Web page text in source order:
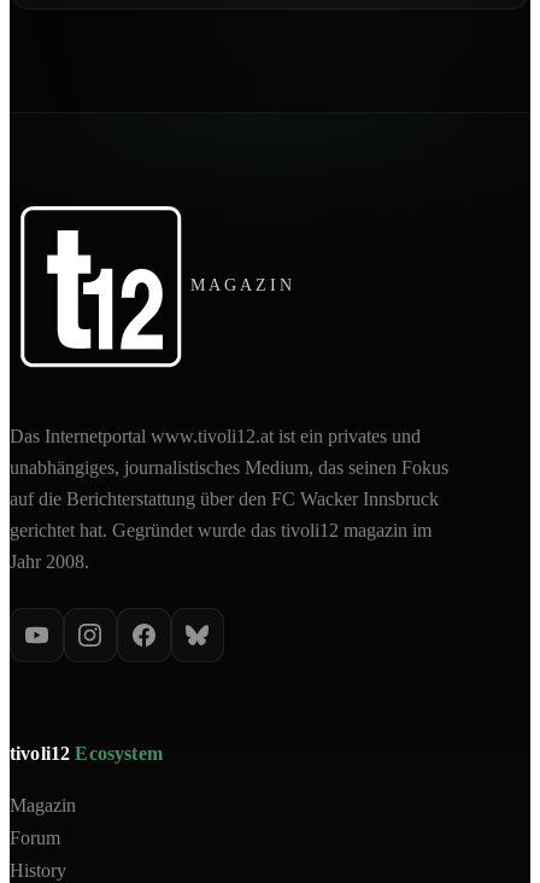
MAGAZIN
Das Internetportal www.tivoli12.at ist ein privates und
unabhängiges, journalistisches Medium, das seinen Fokus
auf die Berichterstattung über den FC Wacker Innsbruck
gerichtet hat. Gegründet wurde das tivoli12 magazin im
Jahr 2008.
tivoli12Ecosystem
Magazin
Forum
History